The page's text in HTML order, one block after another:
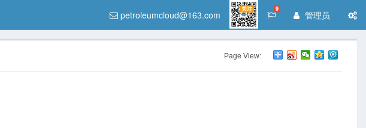
petroleumcloud@163.com
关注 9
管理员
Page View: